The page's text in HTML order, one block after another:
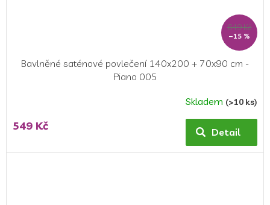
649 Kč
–15 %
Bavlněné saténové povlečení 140x200 + 70x90 cm -
Piano 005
Skladem (>10 ks)
549 Kč Detail